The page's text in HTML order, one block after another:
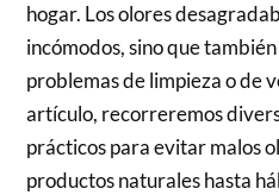
hogar. Los olores
incómodos, sino que
problemas de limpieza o de
artículo, recorreremos
prácticos para evitar malos
productos naturales hasta